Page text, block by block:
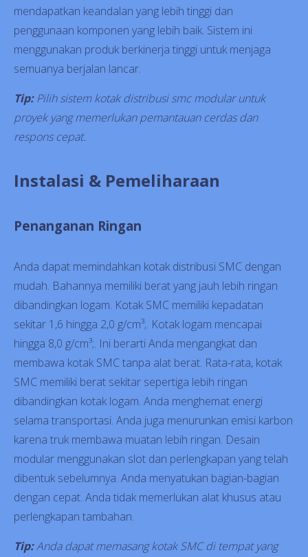
mendapatkan keandalan yang lebih tinggi dan
penggunaan komponen yang lebih baik. Sistem ini
menggunakan produk berkinerja tinggi untuk menjaga
semuanya berjalan lancar.
Tip:Pilih sistem kotak distribusi smc modular untuk
proyek yang memerlukan pemantauan cerdas dan
respons cepat.
Instalasi & Pemeliharaan
Penanganan Ringan
Anda dapat memindahkan kotak distribusi SMC dengan
mudah. Bahannya memiliki berat yang jauh lebih ringan
dibandingkan logam. Kotak SMC memiliki kepadatan
sekitar 1,6 hingga 2,0 g/cm³;. Kotak logam mencapai
hingga 8,0 g/cm³;. Ini berarti Anda mengangkat dan
membawa kotak SMC tanpa alat berat. Rata-rata, kotak
SMC memiliki berat sekitar sepertiga lebih ringan
dibandingkan kotak logam. Anda menghemat energi
selama transportasi. Anda juga menurunkan emisi karbon
karena truk membawa muatan lebih ringan. Desain
modular menggunakan slot dan perlengkapan yang telah
dibentuk sebelumnya. Anda menyatukan bagian-bagian
dengan cepat. Anda tidak memerlukan alat khusus atau
perlengkapan tambahan.
Tip:Anda dapat memasang kotak SMC di tempat yang